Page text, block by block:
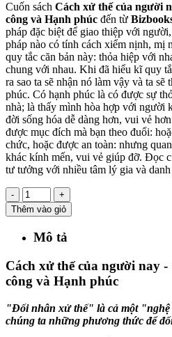
Cuốn sách Cách xử thế của người
công và Hạnh phúc đến từ
pháp đặc biệt để giao thiệp với
pháp nào có tính cách xiểm nịnh, mị
quy tắc căn bản này: thỏa hiệp với
chung với nhau. Khi đã hiểu kĩ quy
ra sao ta sẽ nhận nó làm vậy và ta sẽ
phúc. Có hạnh phúc là có được sự
nhà; là thấy mình hòa hợp với người
đời sống hóa dễ dàng hơn, vui vẻ
được mục đích mà bạn theo đuổi:
chức, hoặc được an toàn: nhưng
khác kính mến, vui vẻ giúp đỡ. Đọc
tư tưởng với nhiều tâm lý gia và danh
-
+
Thêm vào giỏ
Mô tả
Cách xử thế của người nay
công và Hạnh phúc
"Ðối nhân xử thế" là cả một
chúng ta những phương thức để